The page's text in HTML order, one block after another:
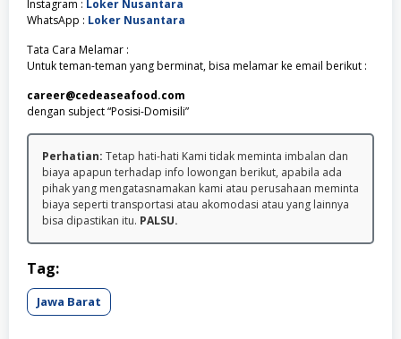
Instagram : Loker Nusantara
WhatsApp : Loker Nusantara
Tata Cara Melamar :
Untuk teman-teman yang berminat, bisa melamar ke email berikut :
career@cedeaseafood.com
dengan subject “Posisi-Domisili”
Perhatian: Tetap hati-hati Kami tidak meminta imbalan dan
biaya apapun terhadap info lowongan berikut, apabila ada
pihak yang mengatasnamakan kami atau perusahaan meminta
biaya seperti transportasi atau akomodasi atau yang lainnya
bisa dipastikan itu. PALSU.
Tag:
Jawa Barat